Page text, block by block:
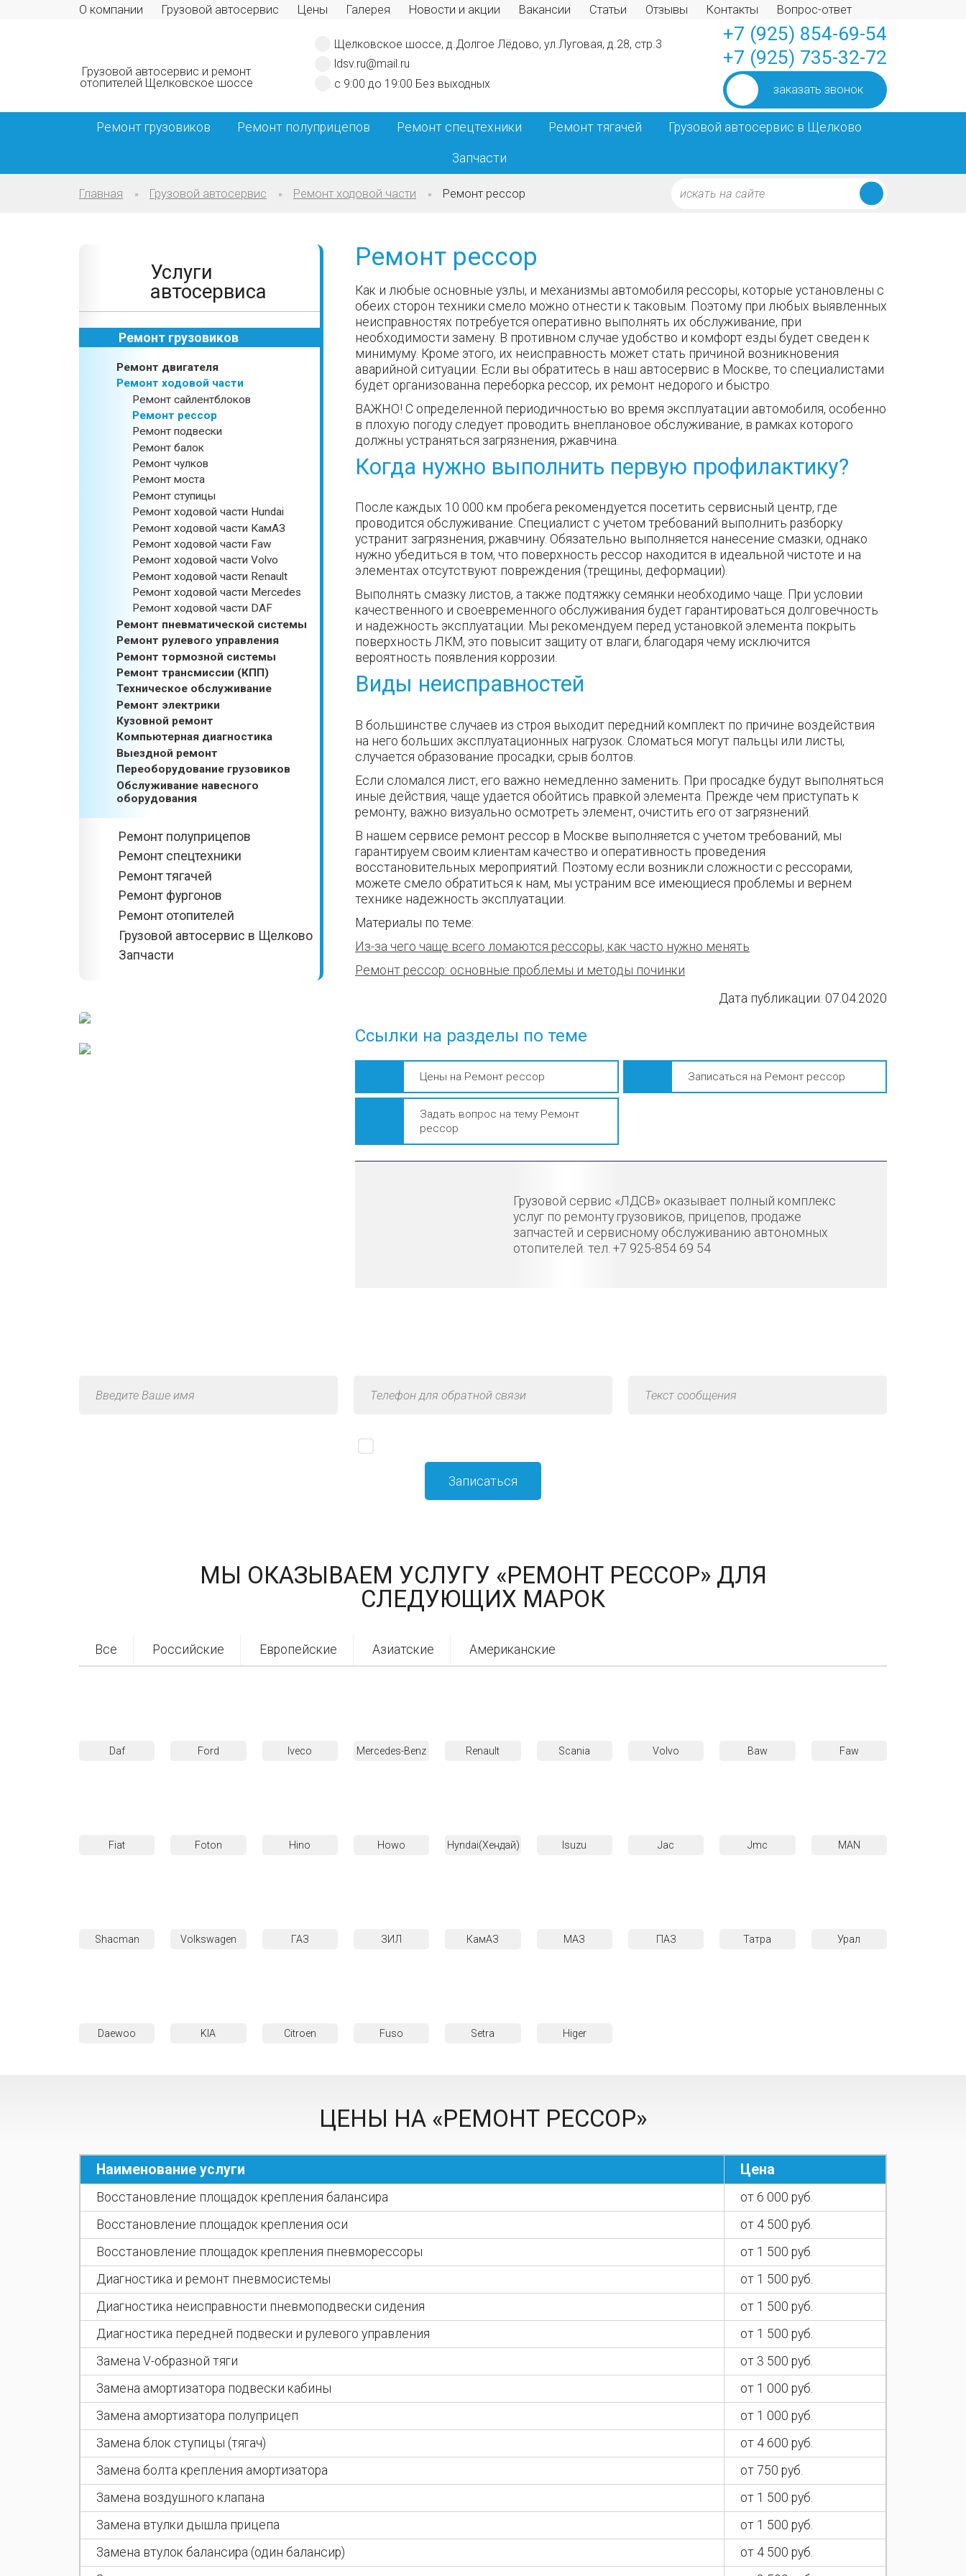
О компании Грузовой автосервис Цены Галерея Новости и акции Вакансии Статьи Отзывы Контакты Вопрос-ответ
Грузовой автосервис и ремонт
отопителей Щелковское шоссе
Щелковское шоссе, д.Долгое Лёдово, ул.Луговая, д.28, стр.3
ldsv.ru@mail.ru
с 9:00 до 19:00 Без выходных
+7 (925) 854-69-54
+7 (925) 735-32-72
заказать звонок
Ремонт грузовиков Ремонт полуприцепов Ремонт спецтехники Ремонт тягачей Грузовой автосервис в Щелково
Запчасти
Главная Грузовой автосервис Ремонт ходовой части Ремонт рессор
Услуги
автосервиса
Ремонт грузовиков
Ремонт двигателя
Ремонт ходовой части
Ремонт сайлентблоков
Ремонт рессор
Ремонт подвески
Ремонт балок
Ремонт чулков
Ремонт моста
Ремонт ступицы
Ремонт ходовой части Hundai
Ремонт ходовой части КамАЗ
Ремонт ходовой части Faw
Ремонт ходовой части Volvo
Ремонт ходовой части Renault
Ремонт ходовой части Mercedes
Ремонт ходовой части DAF
Ремонт пневматической системы
Ремонт рулевого управления
Ремонт тормозной системы
Ремонт трансмиссии (КПП)
Техническое обслуживание
Ремонт электрики
Кузовной ремонт
Компьютерная диагностика
Выездной ремонт
Переоборудование грузовиков
Обслуживание навесного
оборудования
Ремонт полуприцепов
Ремонт спецтехники
Ремонт тягачей
Ремонт фургонов
Ремонт отопителей
Грузовой автосервис в Щелково
Запчасти
Ремонт рессор
Как и любые основные узлы, и механизмы автомобиля рессоры, которые установлены с
обеих сторон техники смело можно отнести к таковым. Поэтому при любых выявленных
неисправностях потребуется оперативно выполнять их обслуживание, при
необходимости замену. В противном случае удобство и комфорт езды будет сведен к
минимуму. Кроме этого, их неисправность может стать причиной возникновения
аварийной ситуации. Если вы обратитесь в наш автосервис в Москве, то специалистами
будет организованна переборка рессор, их ремонт недорого и быстро.
ВАЖНО! С определенной периодичностью во время эксплуатации автомобиля, особенно
в плохую погоду следует проводить внеплановое обслуживание, в рамках которого
должны устраняться загрязнения, ржавчина.
Когда нужно выполнить первую профилактику?
После каждых 10 000 км пробега рекомендуется посетить сервисный центр, где
проводится обслуживание. Специалист с учетом требований выполнить разборку
устранит загрязнения, ржавчину. Обязательно выполняется нанесение смазки, однако
нужно убедиться в том, что поверхность рессор находится в идеальной чистоте и на
элементах отсутствуют повреждения (трещины, деформации).
Выполнять смазку листов, а также подтяжку семянки необходимо чаще. При условии
качественного и своевременного обслуживания будет гарантироваться долговечность
и надежность эксплуатации. Мы рекомендуем перед установкой элемента покрыть
поверхность ЛКМ, это повысит защиту от влаги, благодаря чему исключится
вероятность появления коррозии.
Виды неисправностей
В большинстве случаев из строя выходит передний комплект по причине воздействия
на него больших эксплуатационных нагрузок. Сломаться могут пальцы или листы,
случается образование просадки, срыв болтов.
Если сломался лист, его важно немедленно заменить. При просадке будут выполняться
иные действия, чаще удается обойтись правкой элемента. Прежде чем приступать к
ремонту, важно визуально осмотреть элемент, очистить его от загрязнений.
В нашем сервисе ремонт рессор в Москве выполняется с учетом требований, мы
гарантируем своим клиентам качество и оперативность проведения
восстановительных мероприятий. Поэтому если возникли сложности с рессорами,
можете смело обратиться к нам, мы устраним все имеющиеся проблемы и вернем
технике надежность эксплуатации.
Материалы по теме:
Из-за чего чаще всего ломаются рессоры, как часто нужно менять
Ремонт рессор: основные проблемы и методы починки
Дата публикации: 07.04.2020
Ссылки на разделы по теме
Цены на Ремонт рессор Записаться на Ремонт рессор
Задать вопрос на тему Ремонт
рессор
Грузовой сервис «ЛДСВ» оказывает полный комплекс
услуг по ремонту грузовиков, прицепов, продаже
запчастей и сервисному обслуживанию автономных
отопителей. тел. +7 925-854 69 54
МЫ ОКАЗЫВАЕМ УСЛУГУ «РЕМОНТ РЕССОР» ДЛЯ
СЛЕДУЮЩИХ МАРОК
Все Российские Европейские Азиатские Американские
Daf Ford Iveco Mercedes-Benz Renault Scania Volvo Baw Faw
Fiat Foton Hino Howo Hyndai(Хендай) Isuzu Jac Jmc MAN
Shacman Volkswagen ГАЗ ЗИЛ КамАЗ МАЗ ПАЗ Татра Урал
Daewoo KIA Citroen Fuso Setra Higer
ЦЕНЫ НА «РЕМОНТ РЕССОР»
Наименование услуги Цена
Восстановление площадок крепления балансира
от 6 000 руб.
Восстановление площадок крепления оси
от 4 500 руб.
Восстановление площадок крепления пневморессоры
от 1 500 руб.
Диагностика и ремонт пневмосистемы
от 1 500 руб.
Диагностика неисправности пневмоподвески сидения
от 1 500 руб.
Диагностика передней подвески и рулевого управления
от 1 500 руб.
Замена V-образной тяги
от 3 500 руб.
Замена амортизатора подвески кабины
от 1 000 руб.
Замена амортизатора полуприцеп
от 1 000 руб.
Замена блок ступицы (тягач)
от 4 600 руб.
Замена болта крепления амортизатора
от 750 руб.
Замена воздушного клапана
от 1 500 руб.
Замена втулки дышла прицепа
от 1 500 руб.
Замена втулок балансира (один балансир)
от 4 500 руб.